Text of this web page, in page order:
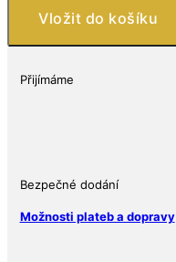
Mince
Wrightové
Vložit do košíku
Přijímáme
Bezpečné dodání
Možnosti plateb a dopravy